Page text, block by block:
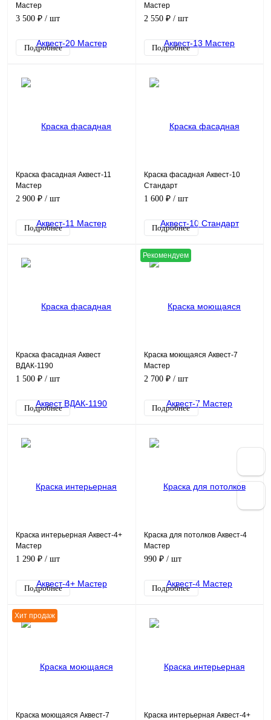
Мастер
3 500 ₽ / шт
Подробнее
Мастер
2 550 ₽ / шт
Подробнее
Краска фасадная Аквест-11
Мастер
2 900 ₽ / шт
Подробнее
Краска фасадная Аквест-10
Стандарт
1 600 ₽ / шт
Подробнее
Краска фасадная Аквест
ВДАК-1190
1 500 ₽ / шт
Подробнее
Рекомендуем
Краска моющаяся Аквест-7
Мастер
2 700 ₽ / шт
Подробнее
Краска интерьерная Аквест-4+
Мастер
1 290 ₽ / шт
Подробнее
Краска для потолков Аквест-4
Мастер
990 ₽ / шт
Подробнее
Хит продаж
Краска моющаяся Аквест-7
Краска интерьерная Аквест-4+